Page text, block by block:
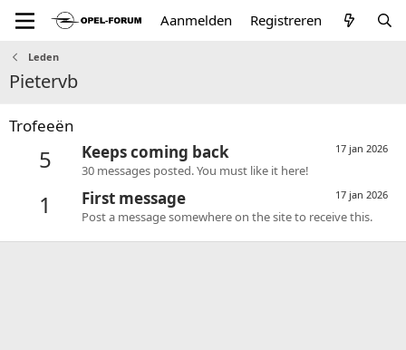
Aanmelden Registreren
Leden
Pietervb
Trofeeën
5 17 jan 2026
Keeps coming back
30 messages posted. You must like it here!
1 17 jan 2026
First message
Post a message somewhere on the site to receive this.